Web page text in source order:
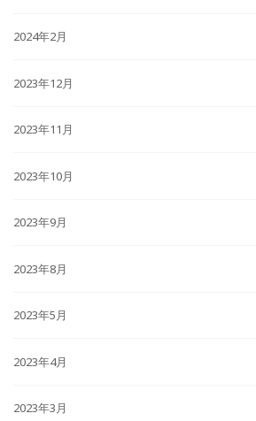
2024年2月
2023年12月
2023年11月
2023年10月
2023年9月
2023年8月
2023年5月
2023年4月
2023年3月